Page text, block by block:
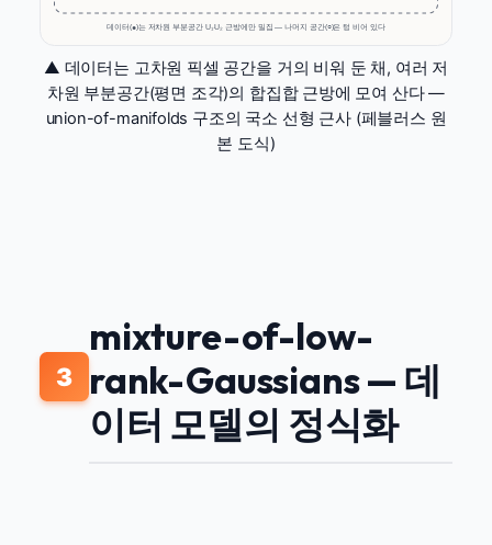
데이터(●)는 저차원 부분공간 U₁·U₂ 근방에만 밀집 — 나머지 공간(○)은 텅 비어 있다
▲ 데이터는 고차원 픽셀 공간을 거의 비워 둔 채, 여러 저
차원 부분공간(평면 조각)의 합집합 근방에 모여 산다 —
union-of-manifolds 구조의 국소 선형 근사 (페블러스 원
본 도식)
3
mixture-of-low-
rank-Gaussians — 데
이터 모델의 정식화